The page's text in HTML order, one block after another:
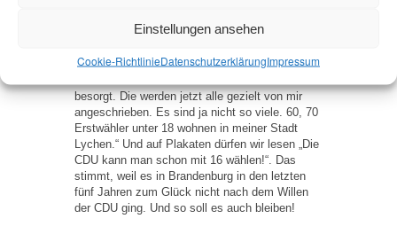
Einstellungen ansehen
Cookie-RichtlinieDatenschutz­erklärungImpressum
Heute sagt der CDU-Abgeordnete Henryk
die Daten der 16- bis 18-Jährigen in meinem
besorgt. Die werden jetzt alle gezielt von mir
angeschrieben. Es sind ja nicht so viele. 60, 70
Erstwähler unter 18 wohnen in meiner Stadt
Lychen.“ Und auf Plakaten dürfen wir lesen „Die
CDU kann man schon mit 16 wählen!“. Das
stimmt, weil es in Brandenburg in den letzten
fünf Jahren zum Glück nicht nach dem Willen
der CDU ging. Und so soll es auch bleiben!